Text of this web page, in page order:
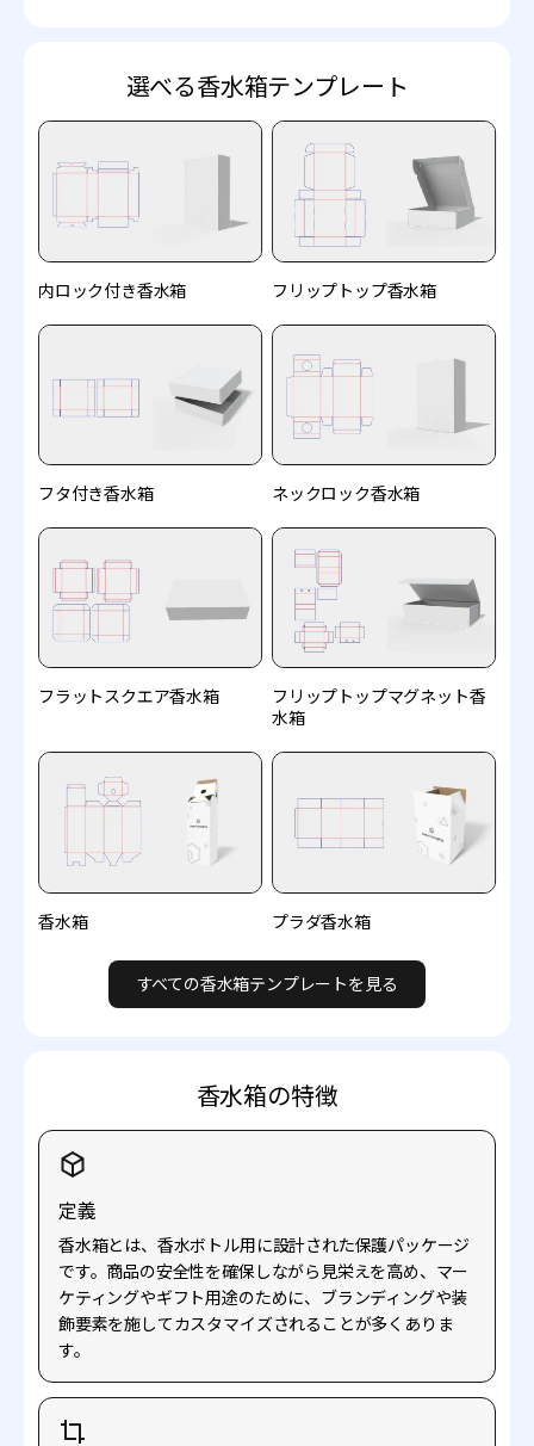
選べる香水箱テンプレート
内ロック付き香水箱 フリップトップ香水箱
フタ付き香水箱 ネックロック香水箱
フラットスクエア香水箱
フリップトップマグネット香
水箱
香水箱 プラダ香水箱
すべての香水箱テンプレートを見る
香水箱の特徴
定義
香水箱とは、香水ボトル用に設計された保護パッケージ
です。商品の安全性を確保しながら見栄えを高め、マー
ケティングやギフト用途のために、ブランディングや装
飾要素を施してカスタマイズされることが多くありま
す。